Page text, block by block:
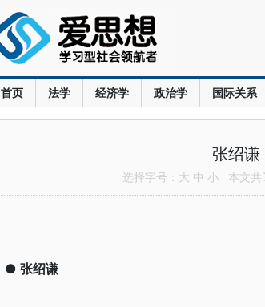
首页 法学 经济学 政治学 国际关系
张绍谦
选择字号： 大 中 小 本文共
● 张绍谦